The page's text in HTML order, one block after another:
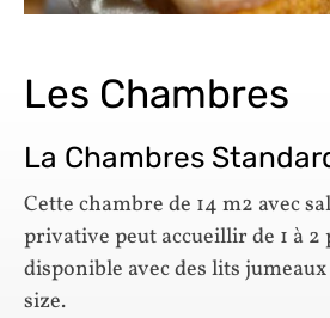
Les Chambres
La Chambres
Cette chambre de 14 m2 avec
privative peut accueillir de 1 à 2
disponible avec des lits
size.